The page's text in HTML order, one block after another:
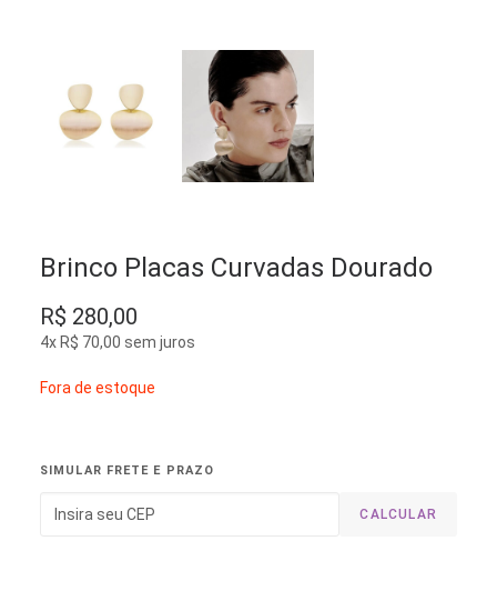
Brinco Placas Curvadas Dourado
R$ 280,00
4x R$ 70,00 sem juros
Fora de estoque
SIMULAR FRETE E PRAZO
CALCULAR